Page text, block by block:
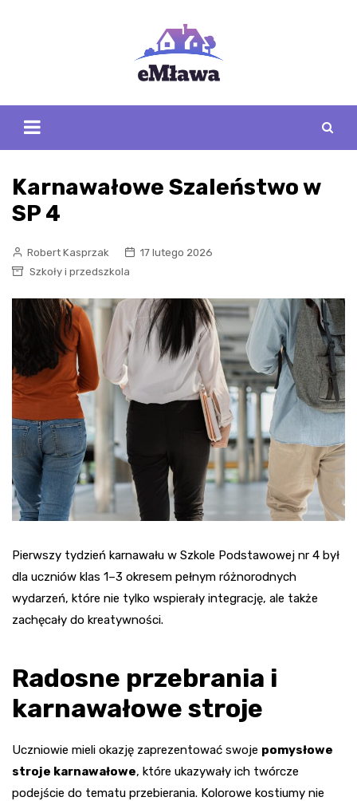
Karnawałowe Szaleństwo w
SP 4
Robert Kasprzak
17 lutego 2026
Szkoły i przedszkola
Pierwszy tydzień karnawału w Szkole Podstawowej nr 4 był
dla uczniów klas 1–3 okresem pełnym różnorodnych
wydarzeń, które nie tylko wspierały integrację, ale także
zachęcały do kreatywności.
Radosne przebrania i
karnawałowe stroje
Uczniowie mieli okazję zaprezentować swoje pomysłowe
stroje karnawałowe, które ukazywały ich twórcze
podejście do tematu przebierania. Kolorowe kostiumy nie